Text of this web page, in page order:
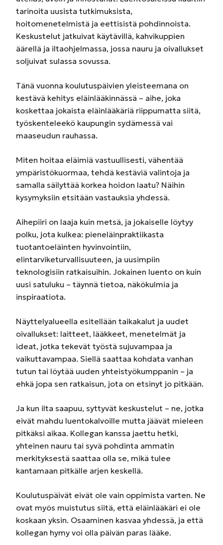
tarinoita uusista tutkimuksista,
hoitomenetelmistä ja eettisistä pohdinnoista.
Keskustelut jatkuivat käytävillä, kahvikuppien
äärellä ja iltaohjelmassa, jossa nauru ja oivallukset
soljuivat sulassa sovussa.
Tänä vuonna koulutuspäivien yleisteemana on
kestävä kehitys eläinlääkinnässä – aihe, joka
koskettaa jokaista eläinlääkäriä riippumatta siitä,
työskenteleekö kaupungin sydämessä vai
maaseudun rauhassa.
Miten hoitaa eläimiä vastuullisesti, vähentää
ympäristökuormaa, tehdä kestäviä valintoja ja
samalla säilyttää korkea hoidon laatu? Näihin
kysymyksiin etsitään vastauksia yhdessä.
Aihepiiri on laaja kuin metsä, ja jokaiselle löytyy
polku, jota kulkea: pieneläinpraktiikasta
tuotantoeläinten hyvinvointiin,
elintarviketurvallisuuteen, ja uusimpiin
teknologisiin ratkaisuihin. Jokainen luento on kuin
uusi satuluku – täynnä tietoa, näkökulmia ja
inspiraatiota.
Näyttelyalueella esitellään taikakalut ja uudet
oivallukset: laitteet, lääkkeet, menetelmät ja
ideat, jotka tekevät työstä sujuvampaa ja
vaikuttavampaa. Siellä saattaa kohdata vanhan
tutun tai löytää uuden yhteistyökumppanin – ja
ehkä jopa sen ratkaisun, jota on etsinyt jo pitkään.
Ja kun ilta saapuu, syttyvät keskustelut – ne, jotka
eivät mahdu luentokalvoille mutta jäävät mieleen
pitkäksi aikaa. Kollegan kanssa jaettu hetki,
yhteinen nauru tai syvä pohdinta ammatin
merkityksestä saattaa olla se, mikä tulee
kantamaan pitkälle arjen keskellä.
Koulutuspäivät eivät ole vain oppimista varten. Ne
ovat myös muistutus siitä, että eläinlääkäri ei ole
koskaan yksin. Osaaminen kasvaa yhdessä, ja että
kollegan hymy voi olla päivän paras lääke.